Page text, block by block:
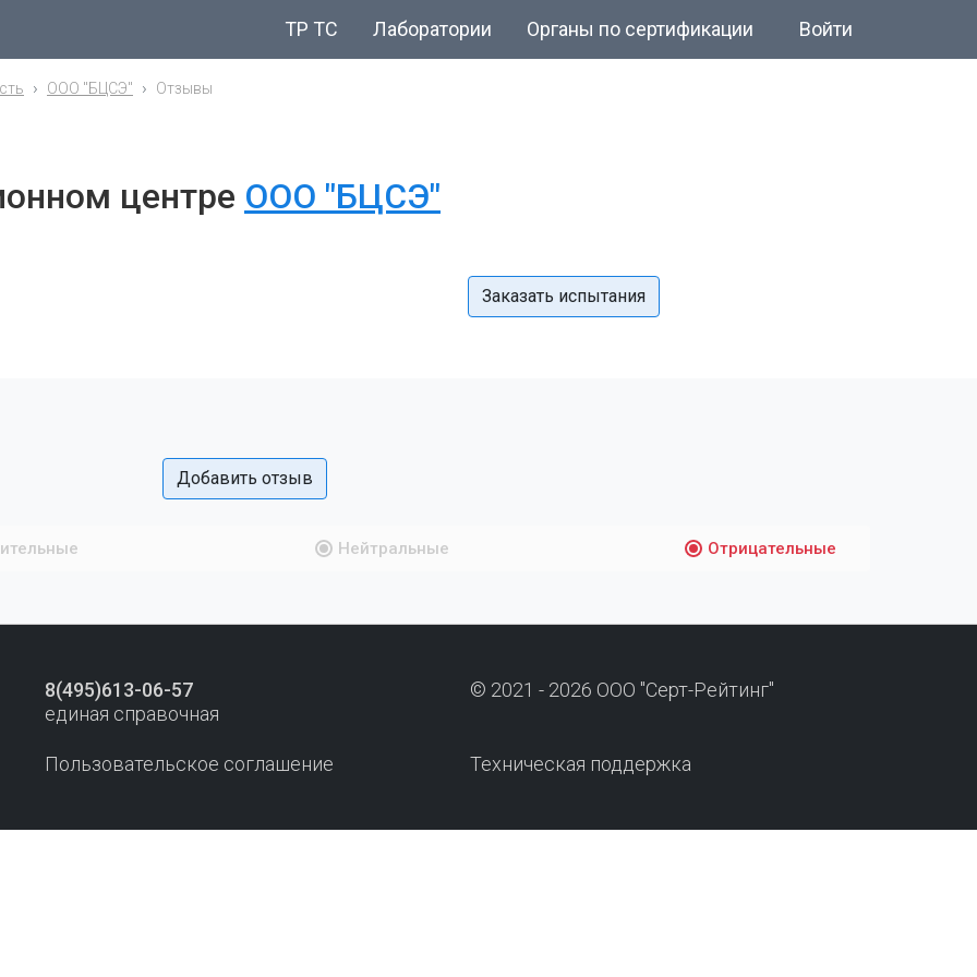
ТР ТС Лаборатории Органы по сертификации Войти
ООО "БЦСЭ" Отзывы
центре ООО "БЦСЭ"
Заказать испытания
Добавить отзыв
Нейтральные Отрицательные
8(495)613-06-57
единая справочная
© 2021 - 2026 ООО "Серт-Рейтинг"
Пользовательское соглашение Техническая поддержка